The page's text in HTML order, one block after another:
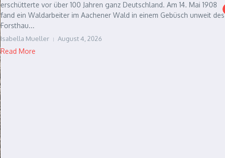
erschütterte vor über 100 Jahren ganz Deutschland. Am 14. Mai 1908
fand ein Waldarbeiter im Aachener Wald in einem Gebüsch unweit des
Forsthau...
Isabella Mueller August 4, 2026
Read More